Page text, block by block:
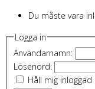
Du måste vara
Logga in
Användarnamn:
Lösenord:
Håll mig inloggad